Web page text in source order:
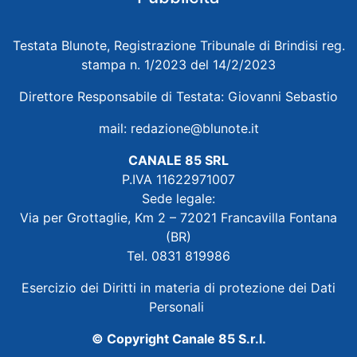
Testata Blunote, Registrazione Tribunale di Brindisi reg.
stampa n. 1/2023 del 14/2/2023
Direttore Responsabile di Testata: Giovanni Sebastio
mail: redazione@blunote.it
CANALE 85 SRL
P.IVA 11622971007
Sede legale:
Via per Grottaglie, Km 2 – 72021 Francavilla Fontana
(BR)
Tel. 0831 819986
Esercizio dei Diritti in materia di protezione dei Dati
Personali
© Copyright Canale 85 S.r.l.